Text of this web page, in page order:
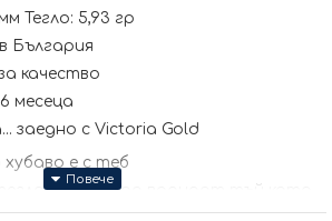
Тегло: 5,93 гр
България
качество
месеца
заедно с Victoria Gold
е с теб
може да варират тъй като